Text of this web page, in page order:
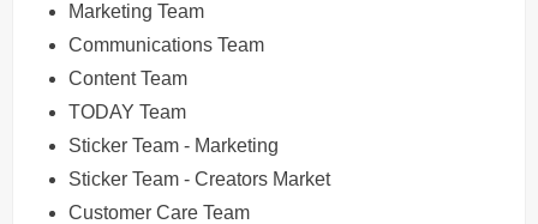
Marketing Team
Communications Team
Content Team
TODAY Team
Sticker Team - Marketing
Sticker Team - Creators Market
Customer Care Team